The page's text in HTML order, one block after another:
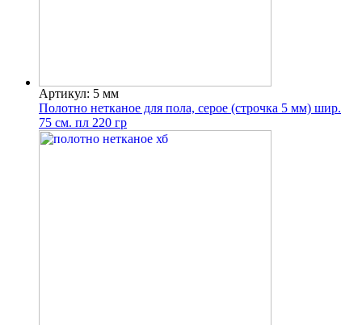
Артикул: 5 мм
Полотно нетканое для пола, серое (строчка 5 мм) шир.
75 см. пл 220 гр